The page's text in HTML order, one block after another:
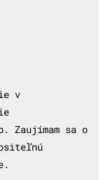
v
Zaujímam sa o